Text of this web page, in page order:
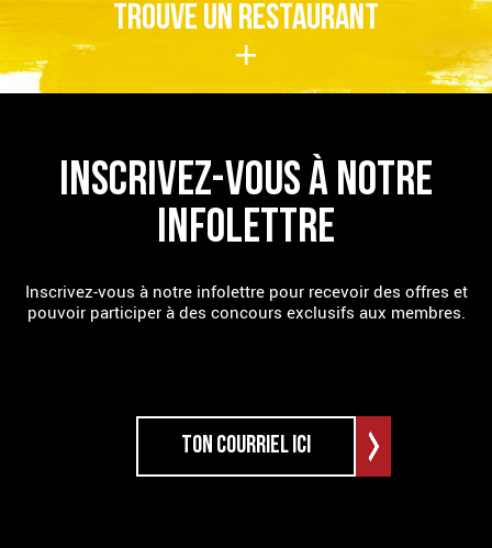
TROUVE UN RESTAURANT
INSCRIVEZ-VOUS À NOTRE
INFOLETTRE
Inscrivez-vous à notre infolettre pour recevoir des offres et
pouvoir participer à des concours exclusifs aux membres.